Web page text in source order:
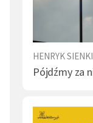
HENRYK
Pójdźmy za